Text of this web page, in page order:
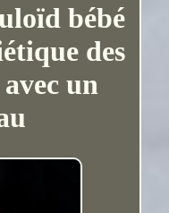
bébé
des
un